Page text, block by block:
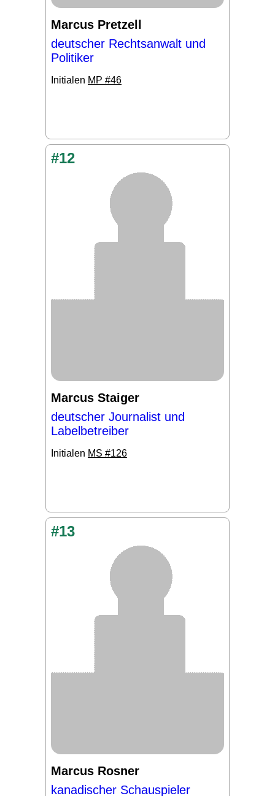
Marcus Pretzell
deutscher Rechtsanwalt und
Politiker
Initialen MP #46
#12
Marcus Staiger
deutscher Journalist und
Labelbetreiber
Initialen MS #126
#13
Marcus Rosner
kanadischer Schauspieler